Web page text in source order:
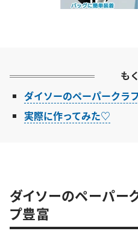
も
ダイソーのペーパークラ
実際に作ってみた♡
ダイソーのペーパー
プ豊富